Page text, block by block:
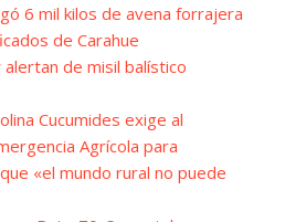
6 mil kilos de avena forrajera
de Carahue
alertan de misil balístico
Cucumides exige al
Agrícola para
«el mundo rural no puede